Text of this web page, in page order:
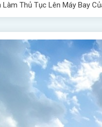
Làm Thủ Tục Lên Máy Bay